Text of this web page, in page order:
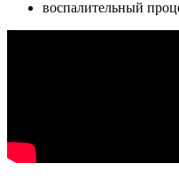
воспалительный